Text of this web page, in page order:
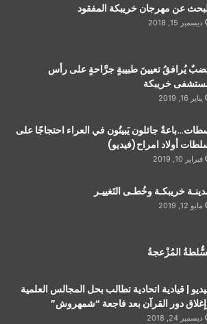
عن مهرجان خريبكة المفقود
ديسمبر 15, 2018
يُرافقُ تعيينَ طبيبةٍ جرَّاحةٍ على رأس
خريبكة
يناير 16, 2019
جائلون يَبيتُون في العراء احتجاجًا على
أولاد امراح(فيديو)
فبراير 10, 2019
خريبكـة وخُطـى التَغييـر
مايو 12, 2019
المُزْعجةُ
| قيادية اتحادية تطالب بحل المجالس العلمية
دور القرآن بعد فاجعة “شمهروش”
ديسمبر 24, 2018